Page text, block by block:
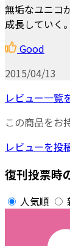
無垢なユニコ
成長していく
Good
2015/04/13
レビュー一覧
この商品をお
レビューを投
復刊投票時
人気順